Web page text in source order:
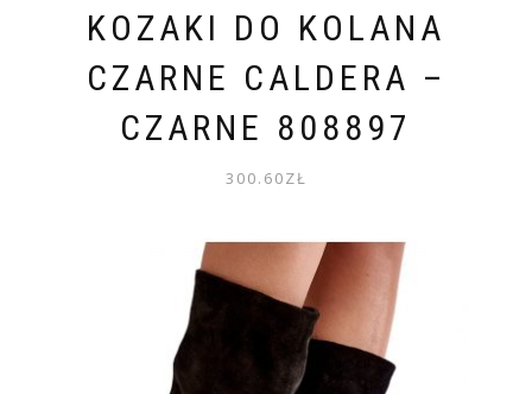
KOZAKI DO KOLANA
CZARNE CALDERA –
CZARNE 808897
300.60ZŁ